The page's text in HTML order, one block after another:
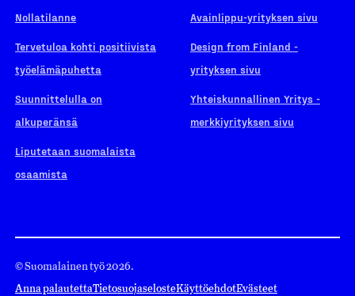
Nollatilanne
Tervetuloa kohti positiivista
työelämäpuhetta
Suunnittelulla on
alkuperänsä
Liputetaan suomalaista
osaamista
Avainlippu-yrityksen sivu
Design from Finland -
yrityksen sivu
Yhteiskunnallinen Yritys -
merkkiyrityksen sivu
© Suomalainen työ 2026.
Anna palautettaTietosuojaselosteKäyttöehdotEvästeet